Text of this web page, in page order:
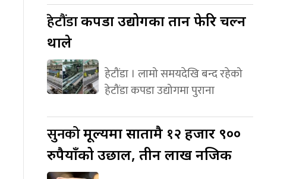
हेटौंडाकपडा उद्योगका तान फेरि चल्न
थाले
हेटौंडा । लामो समयदेखि बन्द रहेको
हेटौंडा कपडा उद्योगमा पुराना
सुनकोमूल्यमा सातामै १२ हजार ९००
रुपैयाँको उछाल, तीन लाख नजिक